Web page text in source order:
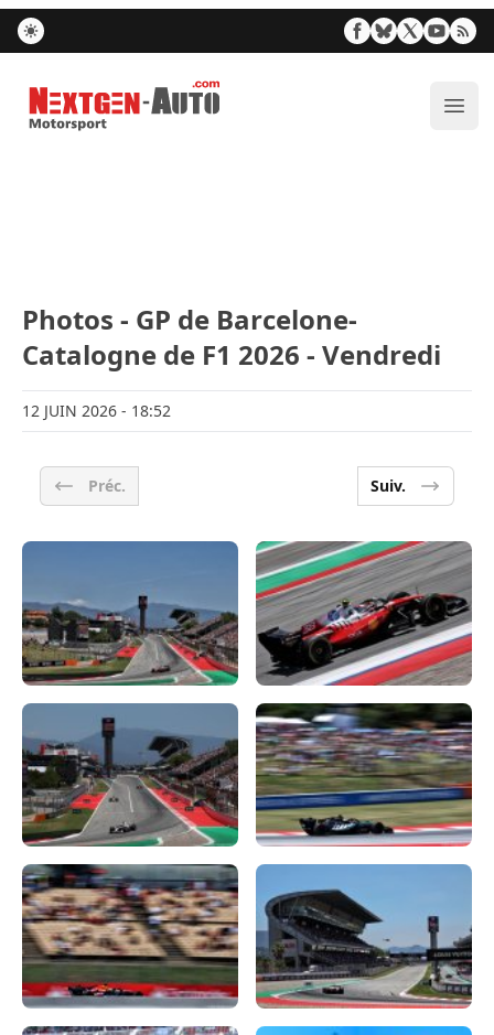
Nextgen-Auto.com
Photos - GP de Barcelone-
Catalogne de F1 2026 - Vendredi
12 JUIN 2026 - 18:52
Préc. Suiv.